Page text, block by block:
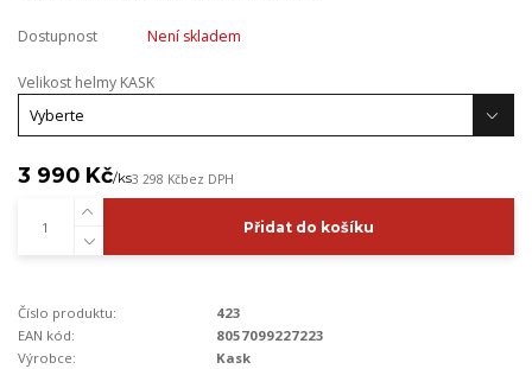
Dostupnost Není skladem
Velikost helmy KASK
3 990 Kč/ks3 298 Kčbez DPH
Přidat do košíku
Číslo produktu:
423
EAN kód:
8057099227223
Výrobce:
Kask